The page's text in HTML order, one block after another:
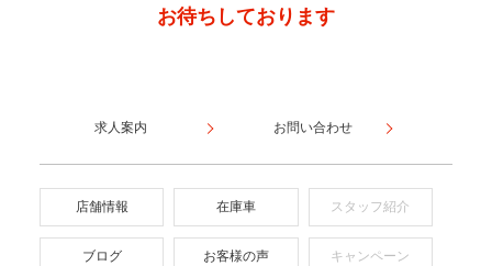
お待ちしております
求人案内 お問い合わせ
店舗情報 在庫車 スタッフ紹介
ブログ お客様の声 キャンペーン